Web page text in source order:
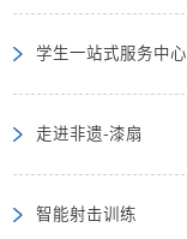
学生一站式服务中心
走进非遗-漆扇
智能射击训练